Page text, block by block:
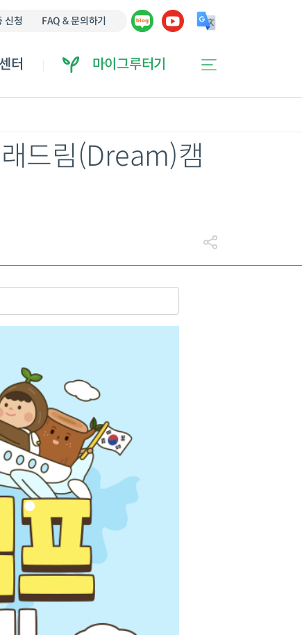
신청 FAQ & 문의하기
터 마이그루터기
드림(Dream)캠